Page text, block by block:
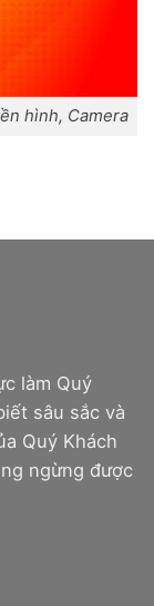
hình, Camera
làm Quý
sâu sắc và
Quý Khách
ngừng được